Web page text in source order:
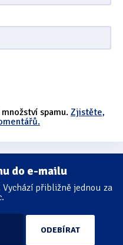
spamu. Zjistěte,
do e-mailu
přibližně jednou za